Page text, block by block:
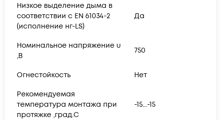
Низкое выделение дыма в
соответствии с EN 61034-2
(исполнение нг-LS)
Да
Номинальное напряжение u
,В
750
Огнестойкость Нет
Рекомендуемая
температура монтажа при
протяжке ,град.C
-15...-15